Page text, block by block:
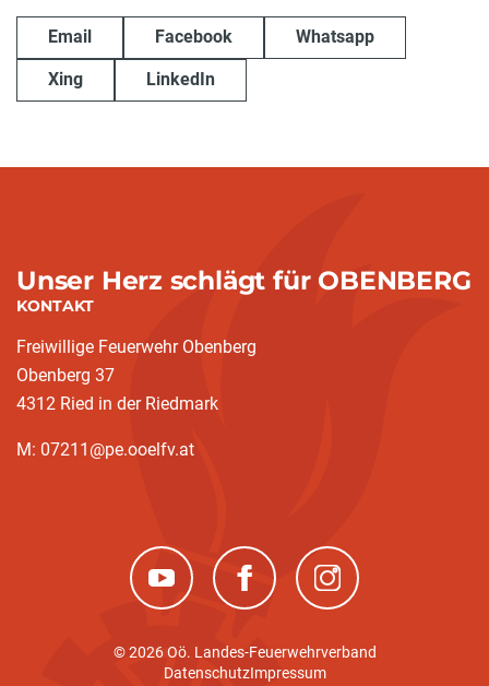
Email Facebook Whatsapp
Xing LinkedIn
Unser Herz schlägt für OBENBERG
KONTAKT
Freiwillige Feuerwehr Obenberg
Obenberg 37
4312 Ried in der Riedmark
M: 07211@pe.ooelfv.at
(neues Fenster)(neues Fenster)(neues Fenster)
© 2026 Oö. Landes-Feuerwehrverband
DatenschutzImpressum